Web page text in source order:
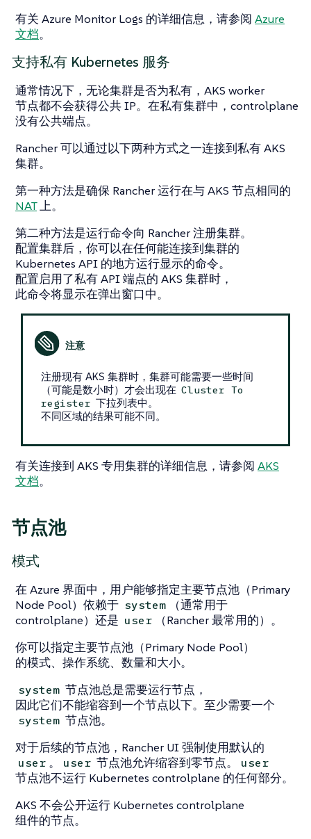
有关 Azure Monitor Logs 的详细信息，请参阅 Azure
文档。
支持私有 Kubernetes 服务
通常情况下，无论集群是否为私有，AKS worker
节点都不会获得公共 IP。在私有集群中，controlplane
没有公共端点。
Rancher 可以通过以下两种方式之一连接到私有 AKS
集群。
第一种方法是确保 Rancher 运行在与 AKS 节点相同的
NAT上。
第二种方法是运行命令向 Rancher 注册集群。
配置集群后，你可以在任何能连接到集群的
Kubernetes API 的地方运行显示的命令。
配置启用了私有 API 端点的 AKS 集群时，
此命令将显示在弹出窗口中。
注册现有 AKS 集群时，集群可能需要一些时间
（可能是数小时）才会出现在 Cluster To
register 下拉列表中。
不同区域的结果可能不同。
有关连接到 AKS 专用集群的详细信息，请参阅 AKS
文档。
节点池
模式
在 Azure 界面中，用户能够指定主要节点池（Primary
Node Pool）依赖于 system
（通常用于
controlplane）还是 user
（Rancher 最常用的）。
你可以指定主要节点池（Primary Node Pool）
的模式、操作系统、数量和大小。
system 节点池总是需要运行节点，
因此它们不能缩容到一个节点以下。至少需要一个
system 节点池。
对于后续的节点池，Rancher UI 强制使用默认的
user 。 user 节点池允许缩容到零节点。 user
节点池不运行 Kubernetes controlplane 的任何部分。
AKS 不会公开运行 Kubernetes controlplane
组件的节点。